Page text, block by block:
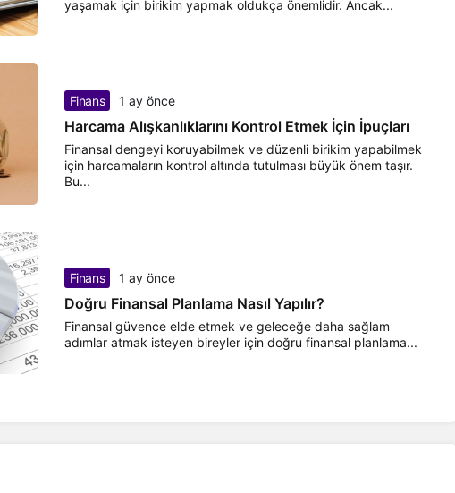
yaşamak için birikim yapmak oldukça önemlidir. Ancak...
Finans 1 ay önce
Harcama Alışkanlıklarını Kontrol Etmek İçin İpuçları
Finansal dengeyi koruyabilmek ve düzenli birikim yapabilmek
için harcamaların kontrol altında tutulması büyük önem taşır.
Bu...
Finans 1 ay önce
Doğru Finansal Planlama Nasıl Yapılır?
Finansal güvence elde etmek ve geleceğe daha sağlam
adımlar atmak isteyen bireyler için doğru finansal planlama...